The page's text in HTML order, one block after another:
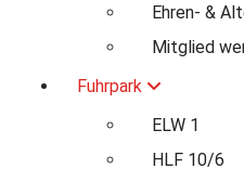
Ehren- &
Mitglied
Fuhrpark
ELW 1
HLF 10/6